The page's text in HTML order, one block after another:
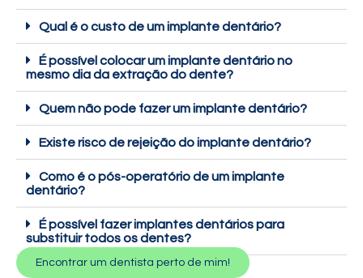
Qual é o custo de um implante dentário?
É possível colocar um implante dentário no
mesmo dia da extração do dente?
Quem não pode fazer um implante dentário?
Existe risco de rejeição do implante dentário?
Como é o pós-operatório de um implante
dentário?
É possível fazer implantes dentários para
substituir todos os dentes?
Encontrar um dentista perto de mim!